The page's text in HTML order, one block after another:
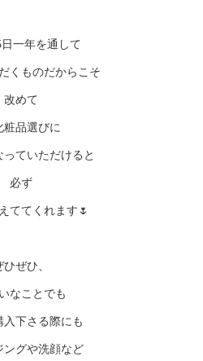
一年を通して
くものだからこそ
改めて
粧品選びに
っていただけると
必ず
ててくれます🌷
ひぜひ、
なことでも
入下さる際にも
ングや洗顔など